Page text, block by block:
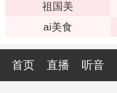
祖国美
ai美食
首页 直播 听音